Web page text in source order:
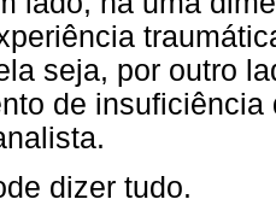
seja, por outro
de
dizer tudo.